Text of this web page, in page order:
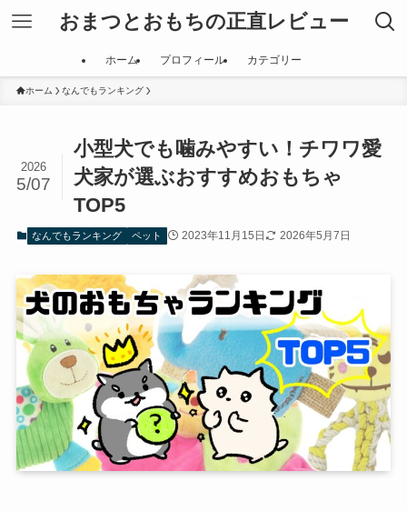
おまつとおもちの正直レビュー
ホーム プロフィール カテゴリー
ホーム なんでもランキング
小型犬でも噛みやすい！チワワ愛
犬家が選ぶおすすめおもちゃ
TOP5
2026
5/07
なんでもランキング ペット 2023年11月15日 2026年5月7日